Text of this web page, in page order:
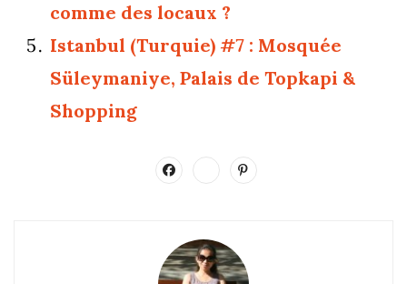
comme des locaux ?
Istanbul (Turquie) #7 : Mosquée
Süleymaniye, Palais de Topkapi &
Shopping